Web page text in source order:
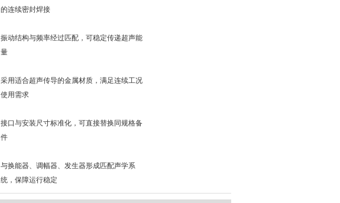
的连续密封焊接
振动结构与频率经过匹配，可稳定传递超声能
量
采用适合超声传导的金属材质，满足连续工况
使用需求
接口与安装尺寸标准化，可直接替换同规格备
件
与换能器、调幅器、发生器形成匹配声学系
统，保障运行稳定